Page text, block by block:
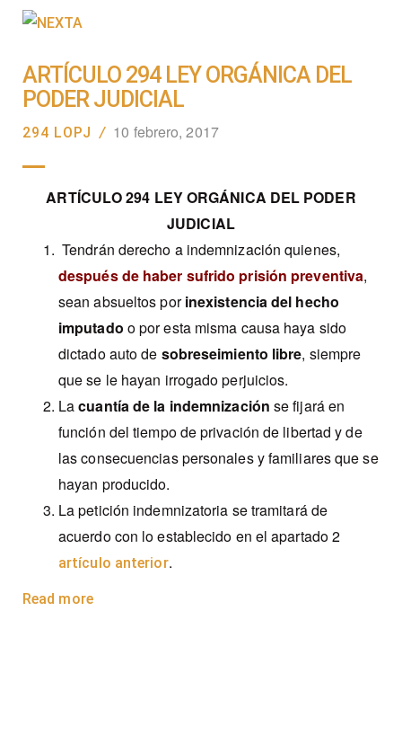
ARTÍCULO 294 LEY ORGÁNICA DEL
PODER JUDICIAL
294 LOPJ / 10 febrero, 2017
ARTÍCULO 294 LEY ORGÁNICA DEL PODER
JUDICIAL
Tendrán derecho a indemnización quienes,
después de haber sufrido prisión preventiva,
sean absueltos porinexistencia del hecho
imputado o por esta misma causa haya sido
dictado auto de sobreseimiento libre, siempre
que se le hayan irrogado perjuicios.
Lacuantía de la indemnización se fijará en
función del tiempo de privación de libertad y de
las consecuencias personales y familiares que se
hayan producido.
La petición indemnizatoria se tramitará de
acuerdo con lo establecido en el apartado 2
artículo anterior.
Read more